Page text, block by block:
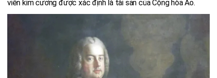
viên kim cương được xác định là tài sản của Cộng hòa Áo.